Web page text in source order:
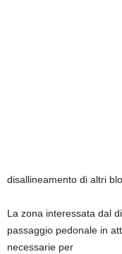
disallineamento di altri
La zona interessata dal
passaggio pedonale in
necessarie per